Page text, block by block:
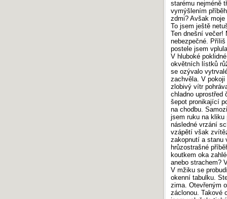
starému nejméně
vymýšlením
zdmi? Avšak
To jsem ještě
Ten dnešní večer!
nebezpečné.
postele jsem
V hluboké
okvětních lístků
se ozývalo
zachvěla. V
zlobivý vítr
chladno uprostřed
šepot pronikající
na chodbu.
jsem ruku na kliku
následné vrzání
vzápětí však
zakopnutí a stanu
hrůzostrašné
koutkem oka
anebo strachem?
V mžiku se
okenní tabulku.
zima. Otevřeným
záclonou. Takové